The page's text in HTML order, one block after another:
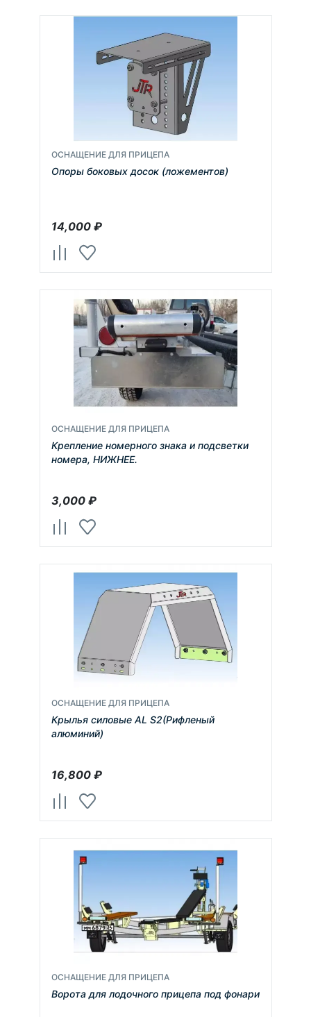
ОСНАЩЕНИЕ ДЛЯ ПРИЦЕПА
Опоры боковых досок (ложементов)
14,000₽
ОСНАЩЕНИЕ ДЛЯ ПРИЦЕПА
Крепление номерного знака и подсветки
номера, НИЖНЕЕ.
3,000₽
ОСНАЩЕНИЕ ДЛЯ ПРИЦЕПА
Крылья силовые AL S2(Рифленый
алюминий)
16,800₽
ОСНАЩЕНИЕ ДЛЯ ПРИЦЕПА
Ворота для лодочного прицепа под фонари